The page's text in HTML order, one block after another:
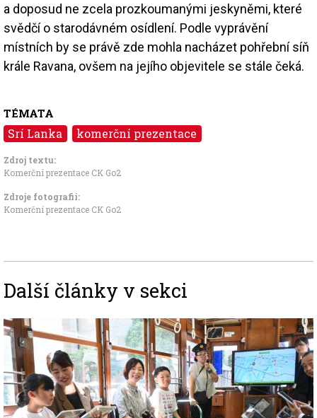
a doposud ne zcela prozkoumanými jeskyněmi, které
svědčí o starodávném osídlení. Podle vyprávění
místních by se právě zde mohla nacházet pohřební síň
krále Ravana, ovšem na jejího objevitele se stále čeká.
TÉMATA
Srí Lanka komerční prezentace
Zdroj textu:
Komerční prezentace CK Go2
Zdroje fotografii:
Komerční prezentace CK Go2
Další články v sekci
Image